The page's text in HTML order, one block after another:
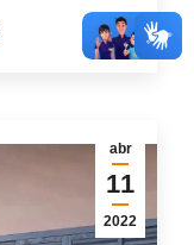
abr
11
2022